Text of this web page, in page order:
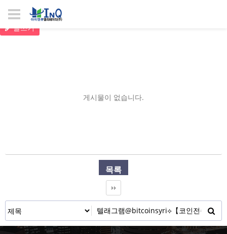
글쓰기
게시물이 없습니다.
목록